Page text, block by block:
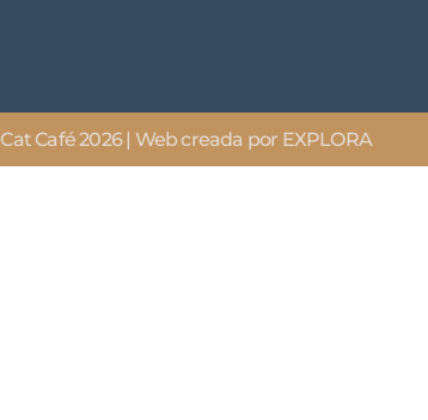
Café 2026 | Web creada por EXPLORA